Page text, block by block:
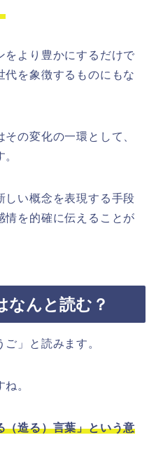
をより豊かにするだけで
代を象徴するものにもな
の変化の一環として、
しい概念を表現する手段
情を的確に伝えることが
なんと読む？
ご」と読みます。
。
（造る）言葉」という意